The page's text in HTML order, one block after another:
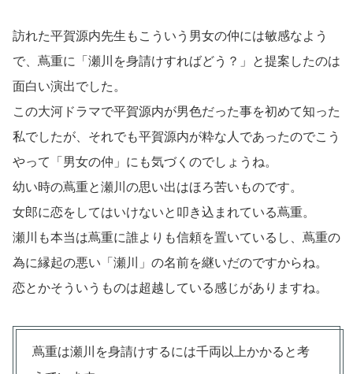
訪れた平賀源内先生もこういう男女の仲には敏感なよう
で、蔦重に「瀬川を身請けすればどう？」と提案したのは
面白い演出でした。
この大河ドラマで平賀源内が男色だった事を初めて知った
私でしたが、それでも平賀源内が粋な人であったのでこう
やって「男女の仲」にも気づくのでしょうね。
幼い時の蔦重と瀬川の思い出はほろ苦いものです。
女郎に恋をしてはいけないと叩き込まれている蔦重。
瀬川も本当は蔦重に誰よりも信頼を置いているし、蔦重の
為に縁起の悪い「瀬川」の名前を継いだのですからね。
恋とかそういうものは超越している感じがありますね。
蔦重は瀬川を身請けするには千両以上かかると考